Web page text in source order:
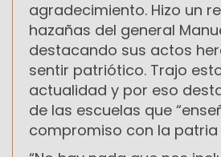
agradecimiento. Hizo un
hazañas del general
destacando sus actos
sentir patriótico. Trajo
actualidad y por eso
de las escuelas que
compromiso con la patria